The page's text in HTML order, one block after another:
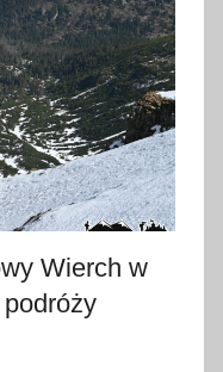
Wierch w